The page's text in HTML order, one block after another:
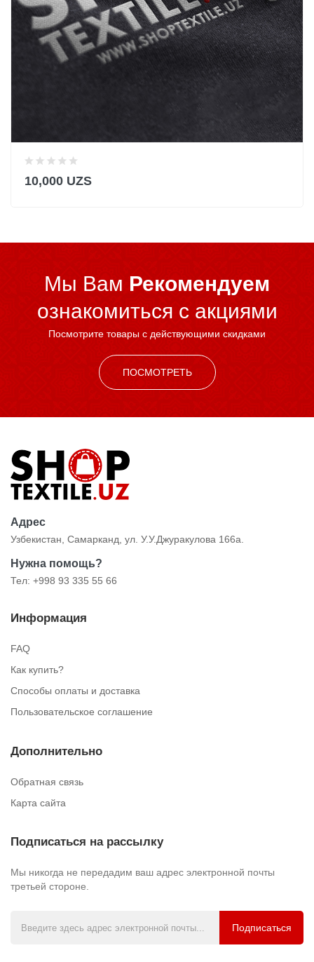
10,000 UZS
Мы Вам Рекомендуем
ознакомиться c акциями
Посмотрите товары с действующими скидками
ПОСМОТРЕТЬ
Адрес
Узбекистан, Самарканд, ул. У.У.Джуракулова 166а.
Нужна помощь?
Тел: +998 93 335 55 66
Информация
FAQ
Как купить?
Способы оплаты и доставка
Пользовательское соглашение
Дополнительно
Обратная связь
Карта сайта
Подписаться на рассылку
Мы никогда не передадим ваш адрес электронной почты
третьей стороне.
Подписаться